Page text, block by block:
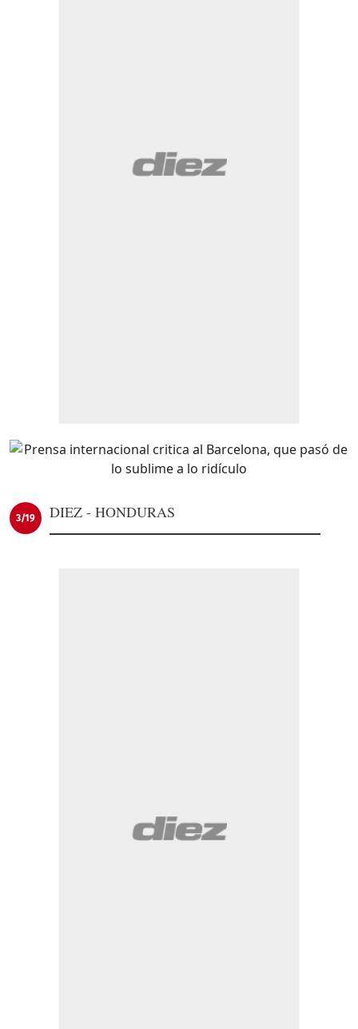
3/19 DIEZ - HONDURAS